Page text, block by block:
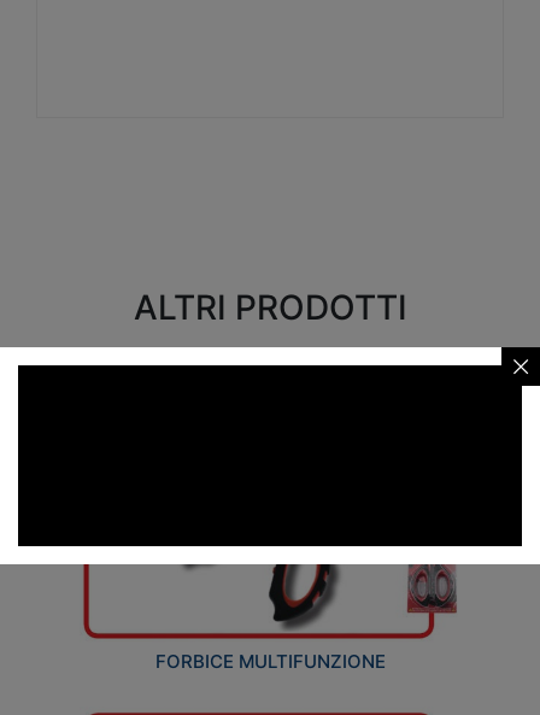
ALTRI PRODOTTI
FORBICE MULTIFUNZIONE